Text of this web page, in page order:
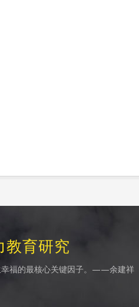
教育研究
幸福的最核心关键因子。——余建祥